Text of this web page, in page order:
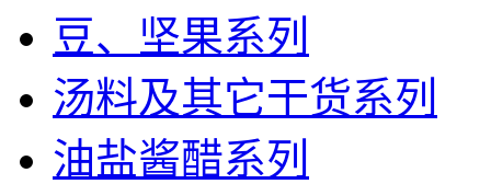
豆、坚果系列
汤料及其它干货系列
油盐酱醋系列